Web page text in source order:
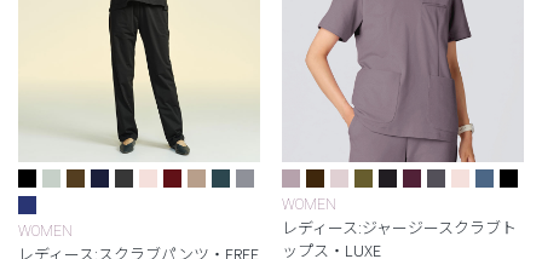
WOMEN
レディース:スクラブパンツ・FREE
WOMEN
レディース:ジャージースクラブト
ップス・LUXE